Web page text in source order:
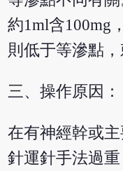
約1ml含100mg
則低于等滲點，
三、操作原因：
在有神經幹或
針運針手法過